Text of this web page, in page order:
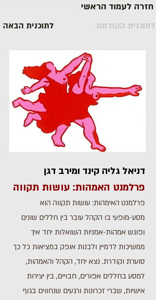
חזרה לעמוד הראשי
לתוכנית הבאה לתוכנית הקודמת
דניאל גליה קינד ומירב דגן
פרלמנט האמהות: עושות תקווה
פרלמנט האימהות: עושות תקווה הוא
מסע-מופעי בו הקהל עובר בין חללים שונים
ופוגש אמהות-אמניות השואלות יחד איך
ממשיכות לדמיין ולבנות אופק במציאות כל כך
סוערת וקודרת. נצא יחד, הקהל והאמהות,
למסע בחללים אפורים, חבויים, בין יצירות
אישיות, שברי זכרונות ורגעים שנחווים בגוף